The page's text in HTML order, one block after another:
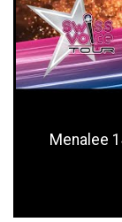
Menalee